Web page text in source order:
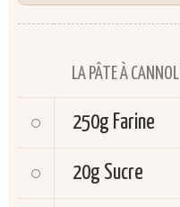
LA PÂTE À CANNOLI
250g Farine
20g Sucre